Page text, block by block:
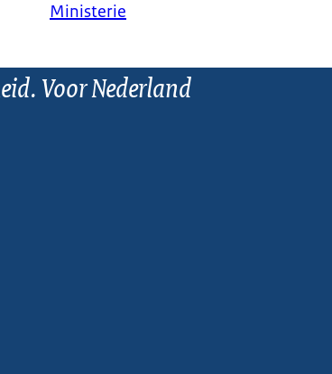
Ministerie
Voor Nederland